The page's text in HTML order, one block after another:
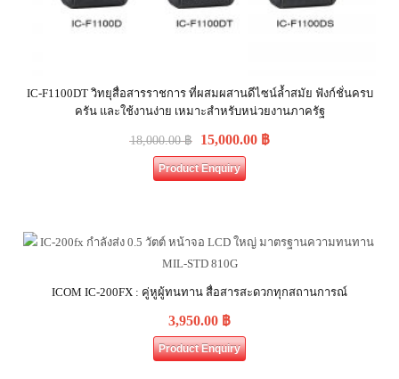
IC-F1100DT วิทยุสื่อสารราชการ ที่ผสมผสานดีไซน์ล้ำสมัย ฟังก์ชั่นครบ
ครัน และใช้งานง่าย เหมาะสำหรับหน่วยงานภาครัฐ
18,000.00฿ 15,000.00 ฿
Product Enquiry
ICOM IC-200FX : คู่หูผู้ทนทาน สื่อสารสะดวกทุกสถานการณ์
3,950.00 ฿
Product Enquiry